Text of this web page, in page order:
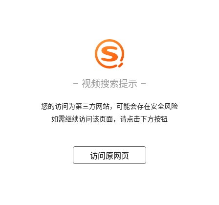
视频搜索提示
您的访问为第三方网站，可能会存在安全风险
如需继续访问该页面，请点击下方按钮
访问原网页